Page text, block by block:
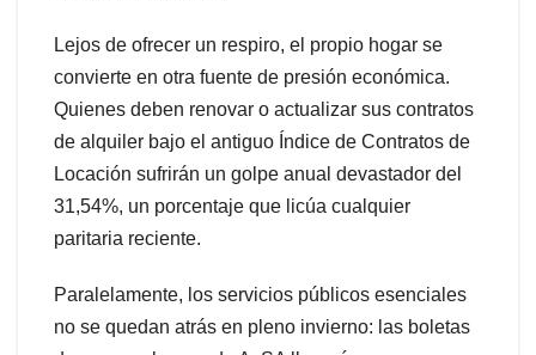
Lejos de ofrecer un respiro, el propio hogar se
convierte en otra fuente de presión económica.
Quienes deben renovar o actualizar sus contratos
de alquiler bajo el antiguo Índice de Contratos de
Locación sufrirán un golpe anual devastador del
31,54%, un porcentaje que licúa cualquier
paritaria reciente.
Paralelamente, los servicios públicos esenciales
no se quedan atrás en pleno invierno: las boletas